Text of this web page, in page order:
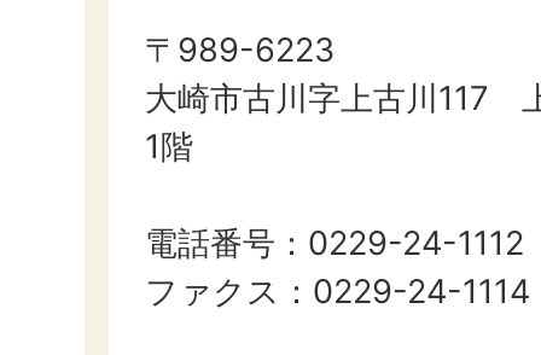
〒989-6223
大崎市古川字上古川117
1階
電話番号：0229-24-1112
ファクス：0229-24-1114